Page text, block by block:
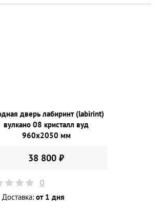
дверь лабиринт (labirint)
вулкано 08 кристалл вуд
960х2050 мм
38 800 ₽
0
Доставка: от 1 дня